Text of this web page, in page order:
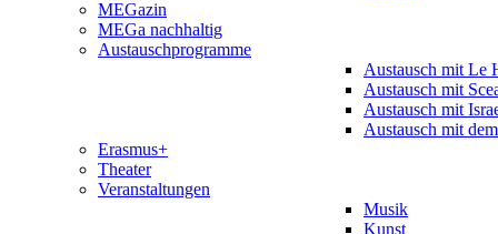
MEGazin
MEGa nachhaltig
Austauschprogramme
Austausch mit Le
Austausch mit
Austausch mit
Austausch mit
Erasmus+
Theater
Veranstaltungen
Musik
Kunst